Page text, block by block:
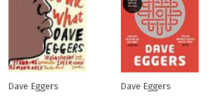
Dave Eggers Dave Eggers